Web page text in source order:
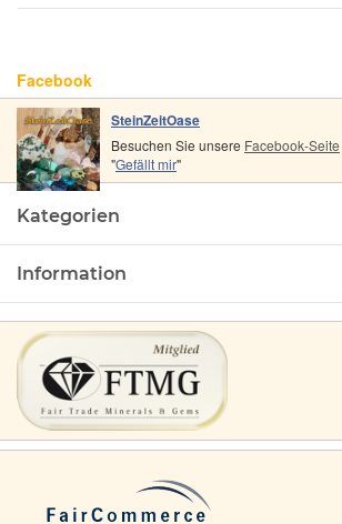
Facebook
SteinZeitOase
Besuchen Sie unsere Facebook-Seite
"Gefällt mir"
Kategorien
Information